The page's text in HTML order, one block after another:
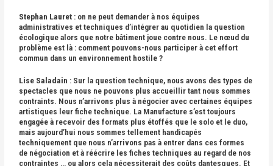
Stephan Lauret : on ne peut demander à nos équipes
administratives et techniques d’intégrer au quotidien la question
écologique alors que notre bâtiment joue contre nous. Le nœud du
problème est là : comment pouvons-nous participer à cet effort
commun dans un environnement hostile ?
Lise Saladain : Sur la question technique, nous avons des types de
spectacles que nous ne pouvons plus accueillir tant nous sommes
contraints. Nous n’arrivons plus à négocier avec certaines équipes
artistiques leur fiche technique. La Manufacture s’est toujours
engagée à recevoir des formats plus étoffés que le solo et le duo,
mais aujourd’hui nous sommes tellement handicapés
techniquement que nous n’arrivons pas à entrer dans ces formes
de négociation et à réécrire les fiches techniques au regard de nos
contraintes … ou alors cela nécessiterait des coûts dantesques. Et